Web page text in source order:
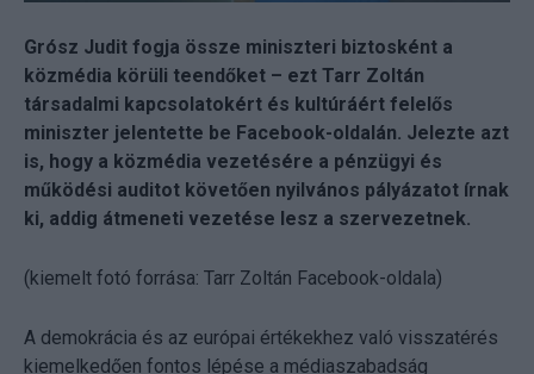
Grósz Judit fogja össze miniszteri biztosként a
közmédia körüli teendőket – ezt Tarr Zoltán
társadalmi kapcsolatokért és kultúráért felelős
miniszter jelentette be Facebook-oldalán. Jelezte azt
is, hogy a közmédia vezetésére a pénzügyi és
működési auditot követően nyilvános pályázatot írnak
ki, addig átmeneti vezetése lesz a szervezetnek.
(kiemelt fotó forrása: Tarr Zoltán Facebook-oldala)
A demokrácia és az európai értékekhez való visszatérés
kiemelkedően fontos lépése a médiaszabadság